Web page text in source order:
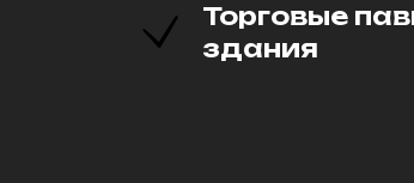
Торговые
здания